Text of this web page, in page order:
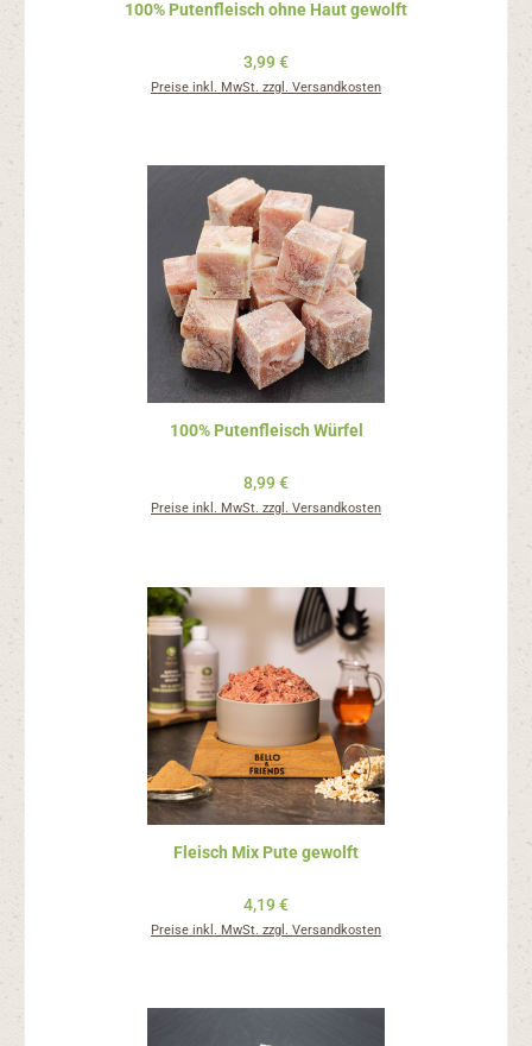
100% Putenfleisch ohne Haut gewolft
Regulärer Preis:
3,99 €
Preise inkl. MwSt. zzgl. Versandkosten
100% Putenfleisch Würfel
Regulärer Preis:
8,99 €
Preise inkl. MwSt. zzgl. Versandkosten
Fleisch Mix Pute gewolft
Regulärer Preis:
4,19 €
Preise inkl. MwSt. zzgl. Versandkosten